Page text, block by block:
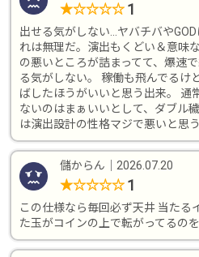
★☆☆☆☆ 1
出せる気がしない…ヤバチバや
れは無理だ。演出もくどい＆意味
の悪いところが詰まってて、爆速
る気がしない。 稼働も飛んでるけ
ばしたほうがいいと思う出来。 通
ないのはまぁいいとして、ダブル
は演出設計の性格マジで悪いと思う
儲からん 2026.07.20
★☆☆☆☆ 1
この仕様なら毎回必ず天井 当たる
た玉がコインの上で転がってるの